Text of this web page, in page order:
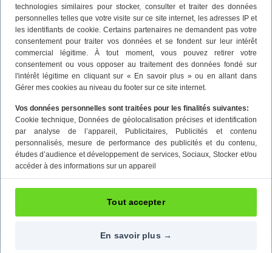
technologies similaires pour stocker, consulter et traiter des données
personnelles telles que votre visite sur ce site internet, les adresses IP et
les identifiants de cookie. Certains partenaires ne demandent pas votre
consentement pour traiter vos données et se fondent sur leur intérêt
commercial légitime. À tout moment, vous pouvez retirer votre
consentement ou vous opposer au traitement des données fondé sur
l'intérêt légitime en cliquant sur « En savoir plus » ou en allant dans
Gérer mes cookies au niveau du footer sur ce site internet.
Vos données personnelles sont traitées pour les finalités suivantes:
Cookie technique, Données de géolocalisation précises et identification
par analyse de l’appareil , Publicitaires, Publicités et contenu
personnalisés, mesure de performance des publicités et du contenu,
études d’audience et développement de services, Sociaux, Stocker et/ou
accéder à des informations sur un appareil
En savoir plus →
Tout accepter